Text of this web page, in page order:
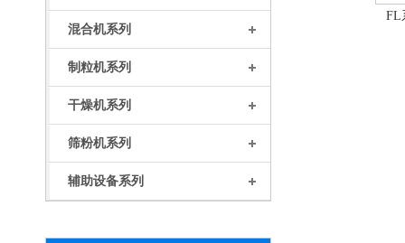
混合机系列
制粒机系列
干燥机系列
筛粉机系列
辅助设备系列
FL